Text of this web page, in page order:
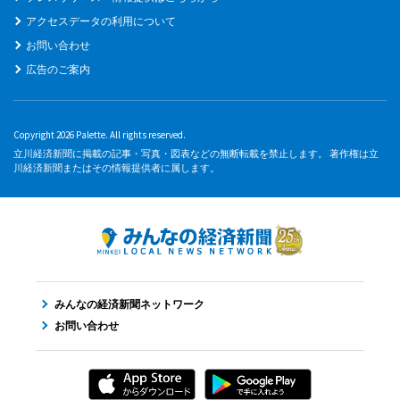
アクセスデータの利用について
お問い合わせ
広告のご案内
Copyright 2026 Palette. All rights reserved.
立川経済新聞に掲載の記事・写真・図表などの無断転載を禁止します。 著作権は立
川経済新聞またはその情報提供者に属します。
みんなの経済新聞ネットワーク
お問い合わせ